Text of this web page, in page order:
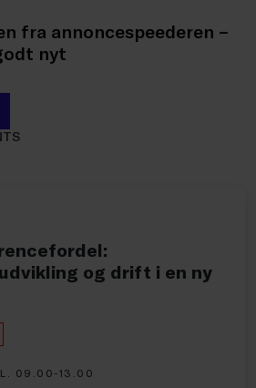
fra annoncespeederen –
nyt
og drift i en ny
09.00-13.00